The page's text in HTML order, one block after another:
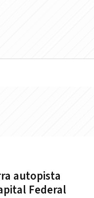
autopista
Federal